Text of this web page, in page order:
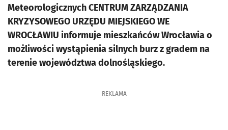
Meteorologicznych CENTRUM ZARZĄDZANIA
KRYZYSOWEGO URZĘDU MIEJSKIEGO WE
WROCŁAWIU informuje mieszkańców Wrocławia o
możliwości wystąpienia silnych burz z gradem na
terenie województwa dolnośląskiego.
REKLAMA